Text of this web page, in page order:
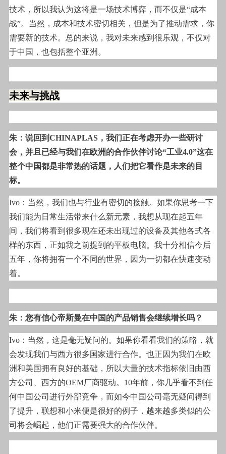
技术，所以我认为这将是一场技术博弈，而不仅是“成本
战”。当然，成本和技术密切相关，但是为了推动需求，你
需要新的技术。总的来说，我对未来感到很乐观，不仅对
于中国，也包括整个亚洲。
未来与挑战
朱：说回到CHINAPLAS，我们正在考虑开办一些研讨
会，并且已经与我们在欧洲的合作伙伴讨论“工业4.0”这在
整个中国都是非常热的话题，人们把它看作是未来的目
标。
Ivo ：当然，我们也与行业有密切的接触。如果你思考一下
我们能为日常生活带来什么新元素，我想从现在起五年
间，我们将看到很多现在还未出现过的设备及其他各式各
样的东西，正如我之前提到的平板电脑。我十分相信今后
五年，你将拥有一个不同的世界，因为一切都在快速变动
着。
朱：您有信心帝斯曼在中国的产品销售会继续增长吗？
Ivo ：当然，这是毫无疑问的。如果你看看我们的策略，就
会发现我们与西方很多国家进行合作。也正因为我们在欧
洲和美国拥有良好的基础，所以大量的技术指标依旧由西
方公司、西方的OEM厂商驱动。10年前，你几乎看不到任
何中国公司进行外部竞争，而如今中国公司毫无疑问得到
了提升，联想和小米便是很好的例子，越来越多类似的公
司将会崛起，他们正需要强大的合作伙伴。